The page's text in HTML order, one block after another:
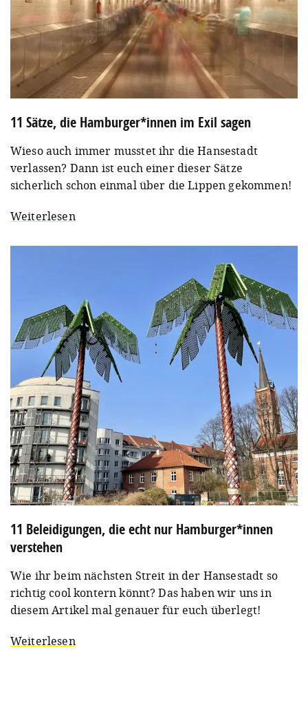
11 Sätze, die Hamburger*innen im Exil sagen
Wieso auch immer musstet ihr die Hansestadt
verlassen? Dann ist euch einer dieser Sätze
sicherlich schon einmal über die Lippen gekommen!
Weiterlesen
11 Beleidigungen, die echt nur Hamburger*innen
verstehen
Wie ihr beim nächsten Streit in der Hansestadt so
richtig cool kontern könnt? Das haben wir uns in
diesem Artikel mal genauer für euch überlegt!
Weiterlesen